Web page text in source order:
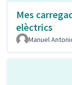
Mes
elèctrics
Manuel